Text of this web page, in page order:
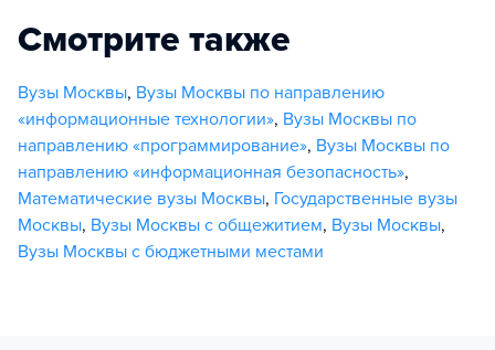
Смотрите также
Вузы Москвы, Вузы Москвы по направлению
«информационные технологии», Вузы Москвы по
направлению «программирование», Вузы Москвы по
направлению «информационная безопасность»,
Математические вузы Москвы, Государственные вузы
Москвы, Вузы Москвы с общежитием, Вузы Москвы,
Вузы Москвы с бюджетными местами